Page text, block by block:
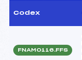
Codex
FNAM0116.FFS